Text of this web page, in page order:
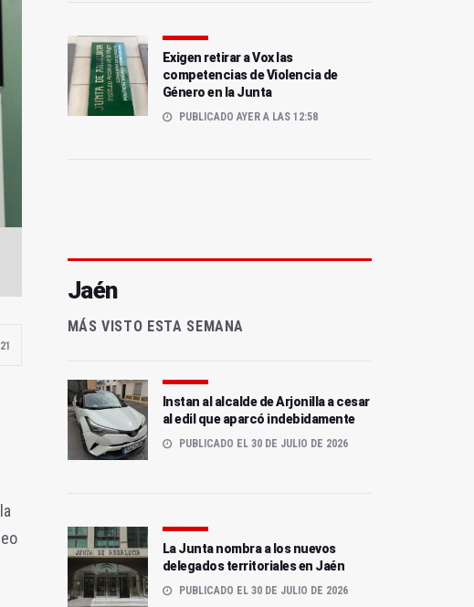
Exigen retirar a Vox las
competencias de Violencia de
Género en la Junta
PUBLICADO AYER A LAS 12:58
Jaén
MÁS VISTO ESTA SEMANA
Instan al alcalde de Arjonilla a cesar
al edil que aparcó indebidamente
PUBLICADO EL 30 DE JULIO DE 2026
La Junta nombra a los nuevos
delegados territoriales en Jaén
PUBLICADO EL 30 DE JULIO DE 2026